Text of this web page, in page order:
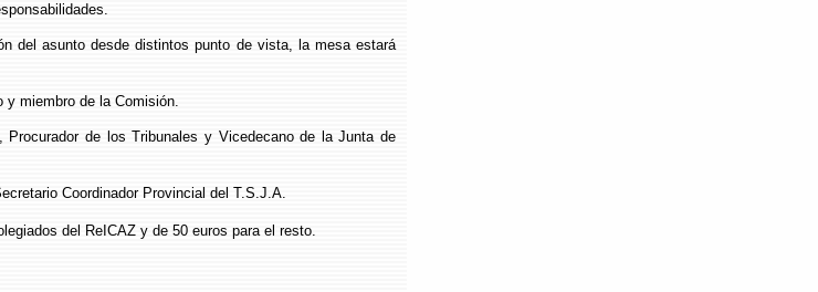
asunto desde distintos punto de vista, la mesa estará
de la Comisión.
de los Tribunales y Vicedecano de la Junta de
Coordinador Provincial del T.S.J.A.
del ReICAZ y de 50 euros para el resto.